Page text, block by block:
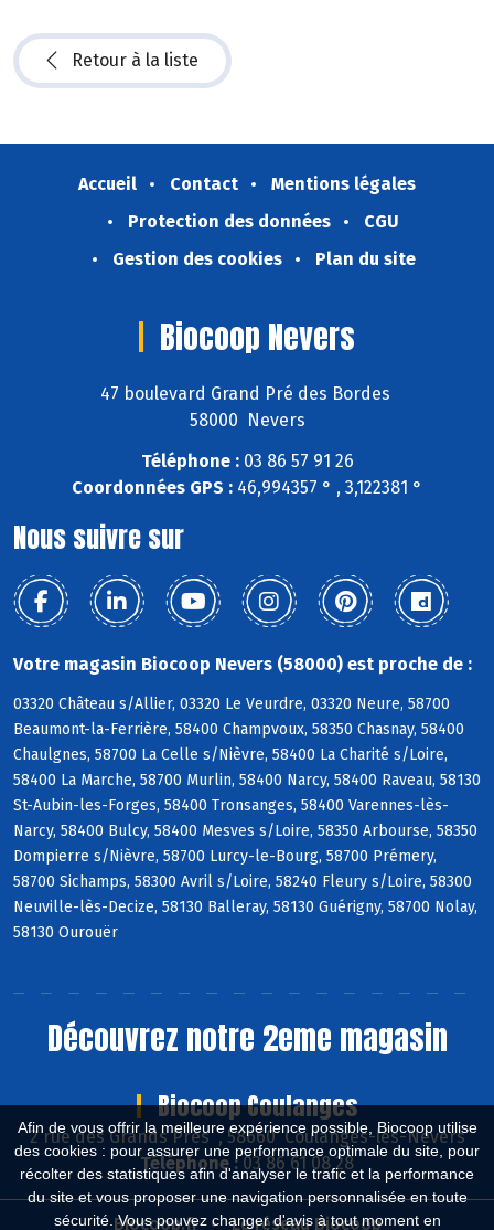
Afin de vous offrir la meilleure expérience possible, Biocoop utilise
des cookies : pour assurer une performance optimale du site, pour
récolter des statistiques afin d'analyser le trafic et la performance
du site et vous proposer une navigation personnalisée en toute
sécurité. Vous pouvez changer d'avis à tout moment en
Retour à la liste
Accueil Contact
Mentions légales
Protection des données
CGU
Gestion des cookies
Plan du site
Biocoop Nevers
47 boulevard Grand Pré des Bordes
58000 Nevers
Téléphone :03 86 57 91 26
Coordonnées GPS : 46,994357 ° , 3,122381 °
Nous suivre sur
Votre magasin Biocoop Nevers (58000) est proche de :
03320 Château s/Allier, 03320 Le Veurdre, 03320 Neure, 58700
Beaumont-la-Ferrière, 58400 Champvoux, 58350 Chasnay, 58400
Chaulgnes, 58700 La Celle s/Nièvre, 58400 La Charité s/Loire,
58400 La Marche, 58700 Murlin, 58400 Narcy, 58400 Raveau, 58130
St-Aubin-les-Forges, 58400 Tronsanges, 58400 Varennes-lès-
Narcy, 58400 Bulcy, 58400 Mesves s/Loire, 58350 Arbourse, 58350
Dompierre s/Nièvre, 58700 Lurcy-le-Bourg, 58700 Prémery,
58700 Sichamps, 58300 Avril s/Loire, 58240 Fleury s/Loire, 58300
Neuville-lès-Decize, 58130 Balleray, 58130 Guérigny, 58700 Nolay,
58130 Ourouër
Découvrez notre 2eme magasin
Biocoop Coulanges
2 rue des Grands Près , 58660 Coulanges-lès-Nevers
Téléphone : 03 86 61 08 28
Biocoop.fr Le réseau Biocoop